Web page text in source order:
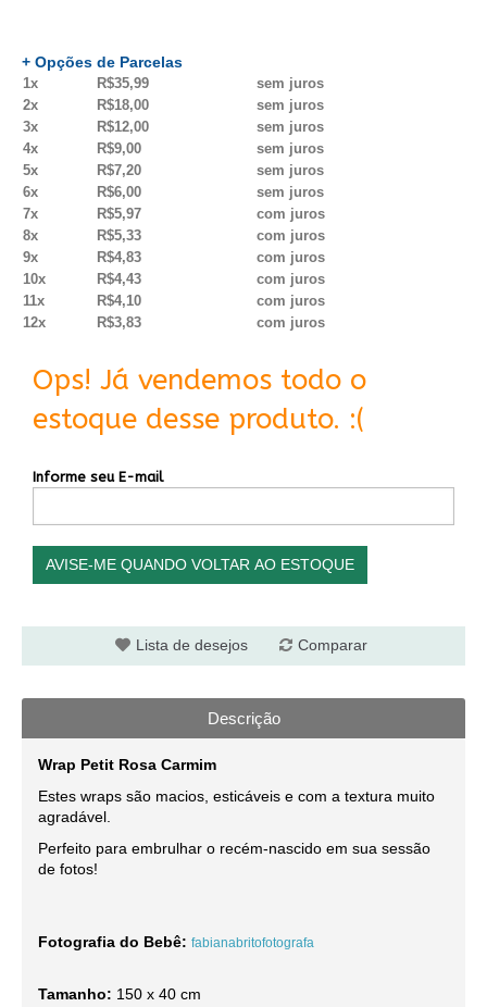
+ Opções de Parcelas
1x R$35,99
sem juros
2x
R$18,00
sem juros
3x
R$12,00
sem juros
4x
R$9,00
sem juros
5x
R$7,20
sem juros
6x
R$6,00
sem juros
7x
R$5,97
com juros
8x
R$5,33
com juros
9x
R$4,83
com juros
10x
R$4,43
com juros
11x
R$4,10
com juros
12x
R$3,83 com juros
Ops! Já vendemos todo o
estoque desse produto. :(
Informe seu E-mail
AVISE-ME QUANDO VOLTAR AO ESTOQUE
Lista de desejos Comparar
Descrição
Wrap Petit Rosa Carmim
Estes wraps são macios, esticáveis e com a textura muito
agradável.
Perfeito para embrulhar o recém-nascido em sua sessão
de fotos!
Fotografia do Bebê: fabianabritofotografa
Tamanho: 150 x 40 cm